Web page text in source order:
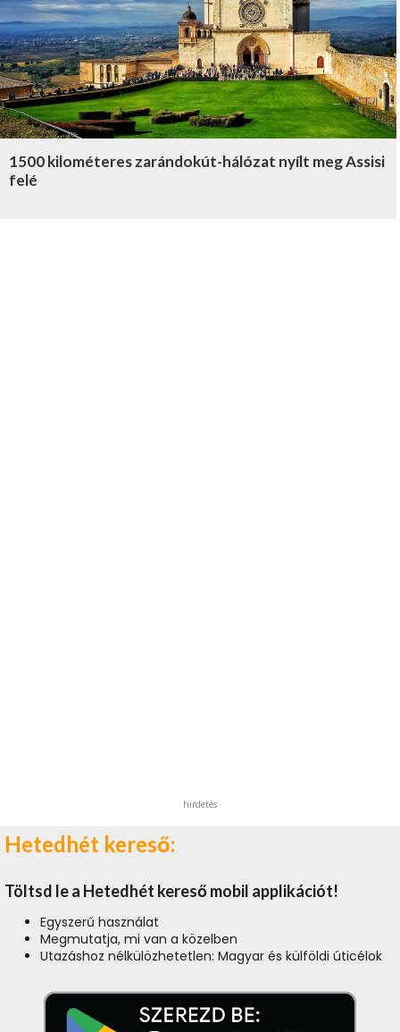
1500 kilométeres zarándokút-hálózat nyílt meg Assisi
felé
hirdetés
Hetedhét kereső:
Töltsd le a Hetedhét kereső mobil applikációt!
Egyszerű használat
Megmutatja, mi van a közelben
Utazáshoz nélkülözhetetlen: Magyar és külföldi úticélok